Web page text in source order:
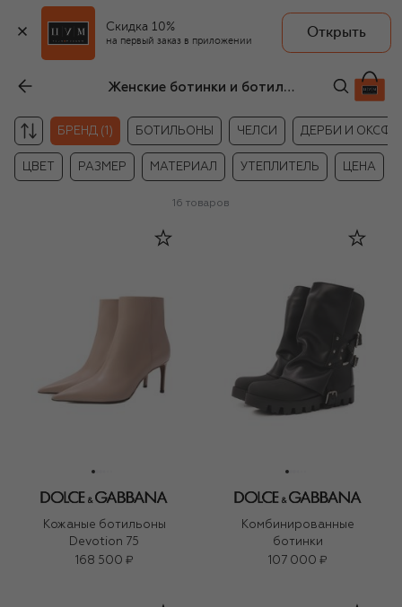
Скидка 10%
на первый заказ в приложении
Открыть
Женские ботинки и ботильоны Dolce & Gabbana
БРЕНД (1) БОТИЛЬОНЫ ЧЕЛСИ ДЕРБИ И
ЦВЕТ РАЗМЕР МАТЕРИАЛ УТЕПЛИТЕЛЬ ЦЕНА
16 товаров
Кожаные ботильоны
Devotion 75
168 500 ₽
Комбинированные
ботинки
107 000 ₽